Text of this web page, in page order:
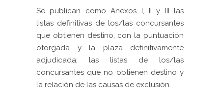
Se publican como Anexos I, II y III las
listas definitivas de los/las concursantes
que obtienen destino, con la puntuación
otorgada y la plaza definitivamente
adjudicada; las listas de los/las
concursantes que no obtienen destino y
la relación de las causas de exclusión.